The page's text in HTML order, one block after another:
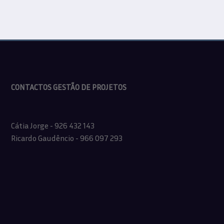
CONTACTOS GESTÃO DE PROJETOS
Cátia Jorge - 926 432 143
Ricardo Gaudêncio - 966 097 293